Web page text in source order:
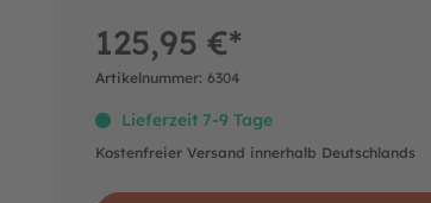
125,95 €*
Artikelnummer:6304
Lieferzeit 7-9 Tage
Kostenfreier Versand innerhalb Deutschlands